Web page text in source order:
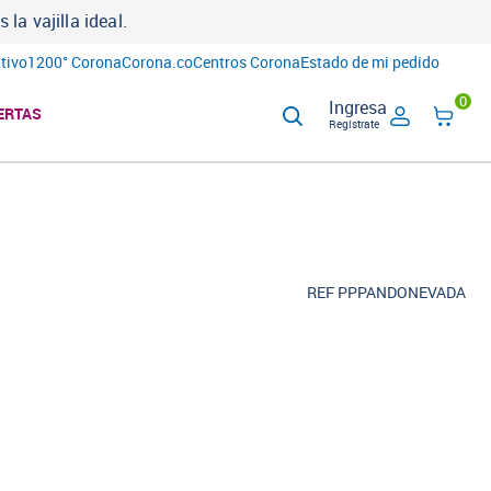
la vajilla ideal.
1200° CoronaCorona.coCentros CoronaEstado de mi pedido
Ingresa
Regístrate
0
REF PPPANDONEVADA